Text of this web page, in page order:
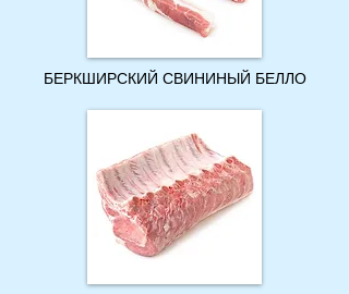
БЕРКШИРСКИЙ СВИНИНЫЙ БЕЛЛО